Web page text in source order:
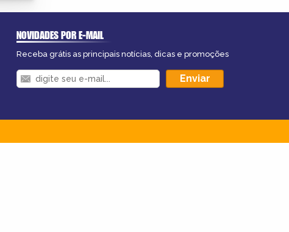
NOVIDADES POR E-MAIL
Receba grátis as principais notícias, dicas e promoções